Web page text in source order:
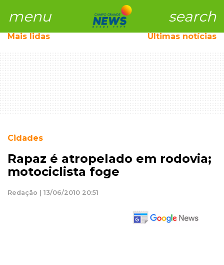
menu search
Mais lidas Últimas notícias
Cidades
Rapaz é atropelado em rodovia;
motociclista foge
Redação | 13/06/2010 20:51